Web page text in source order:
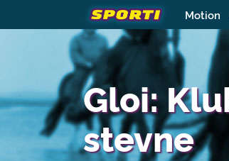
Motion
Gloi:
stevne